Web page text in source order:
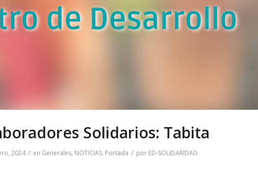
Solidarios: Tabita
2024 / en Generales, NOTICIAS, Portada / por ED-SOLIDARIDAD